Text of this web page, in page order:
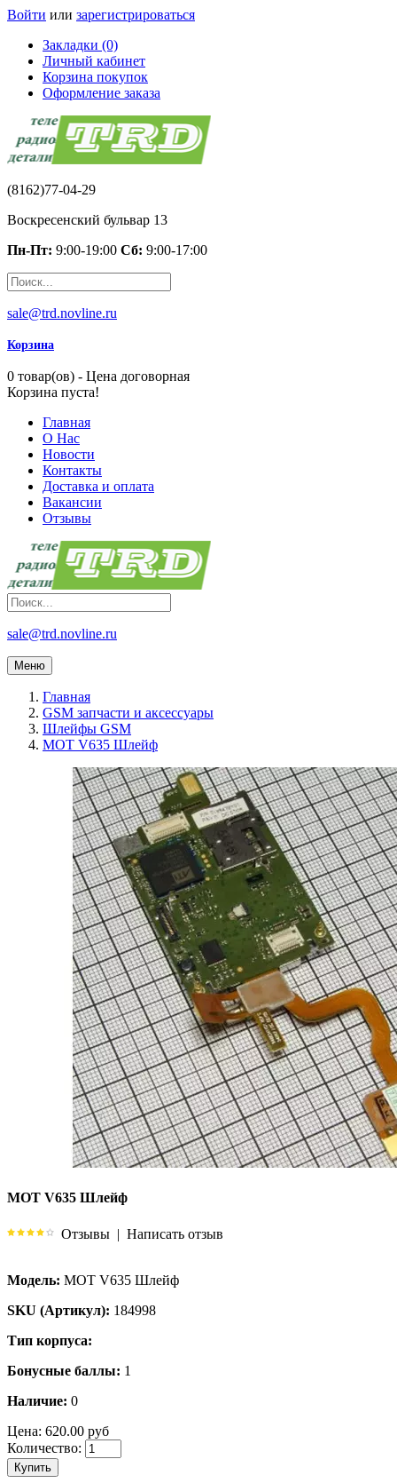
Войти или зарегистрироваться
Закладки (0)
Личный кабинет
Корзина покупок
Оформление заказа
(8162)77-04-29
Воскресенский бульвар 13
Пн-Пт: 9:00-19:00 Сб: 9:00-17:00
sale@trd.novline.ru
Корзина
0 товар(ов) - Цена договорная
Корзина пуста!
Главная
О Нас
Новости
Контакты
Доставка и оплата
Вакансии
Отзывы
sale@trd.novline.ru
Меню
Главная
GSM запчасти и аксессуары
Шлейфы GSM
MOT V635 Шлейф
MOT V635 Шлейф
Отзывы | Написать отзыв
Модель: MOT V635 Шлейф
SKU (Артикул): 184998
Тип корпуса:
Бонусные баллы: 1
Наличие: 0
Цена: 620.00 руб
Количество:
Купить